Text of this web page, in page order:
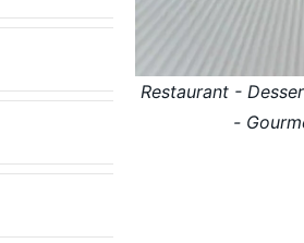
Restaurant -
-